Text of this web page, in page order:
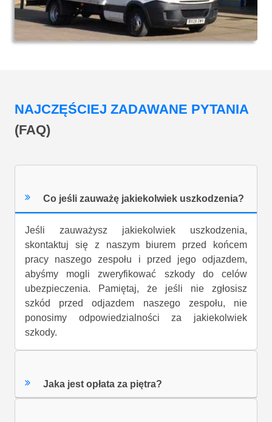
NAJCZĘŚCIEJ ZADAWANE PYTANIA
(FAQ)
Co jeśli zauważę jakiekolwiek uszkodzenia?
Jeśli zauważysz jakiekolwiek uszkodzenia,
skontaktuj się z naszym biurem przed końcem
pracy naszego zespołu i przed jego odjazdem,
abyśmy mogli zweryfikować szkody do celów
ubezpieczenia. Pamiętaj, że jeśli nie zgłosisz
szkód przed odjazdem naszego zespołu, nie
ponosimy odpowiedzialności za jakiekolwiek
szkody.
Jaka jest opłata za piętra?